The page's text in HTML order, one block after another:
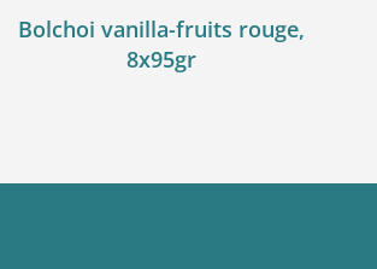
Bolchoi vanilla-fruits rouge,
8x95gr